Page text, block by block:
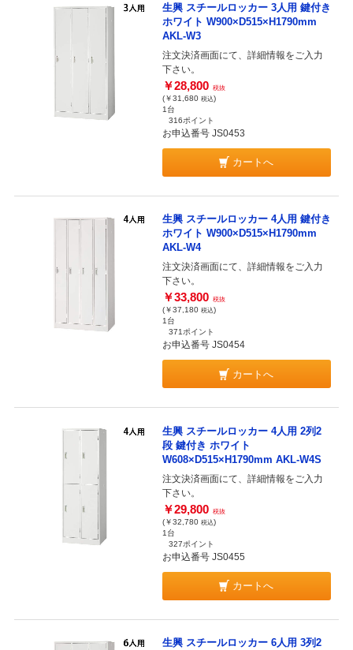
生興 スチールロッカー 3人用 鍵付き
ホワイト W900×D515×H1790mm
AKL-W3
注文決済画面にて、詳細情報をご入力
下さい。
￥28,800 税抜
(￥31,680 税込)
1台
316ポイント
お申込番号 JS0453
カートへ
生興 スチールロッカー 4人用 鍵付き
ホワイト W900×D515×H1790mm
AKL-W4
注文決済画面にて、詳細情報をご入力
下さい。
￥33,800 税抜
(￥37,180 税込)
1台
371ポイント
お申込番号 JS0454
カートへ
生興 スチールロッカー 4人用 2列2
段 鍵付き ホワイト
W608×D515×H1790mm AKL-W4S
注文決済画面にて、詳細情報をご入力
下さい。
￥29,800 税抜
(￥32,780 税込)
1台
327ポイント
お申込番号 JS0455
カートへ
生興 スチールロッカー 6人用 3列2